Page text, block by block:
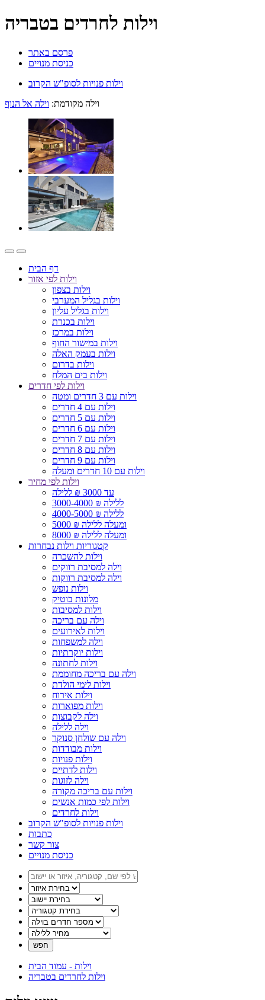
וילות לחרדים בטבריה
פרסם באתר
כניסת מנויים
וילות פנויות לסופ"ש הקרוב
וילה מקודמת: וילה אל הנוף
דף הבית
וילות לפי אזור
וילות בצפון
וילות בגליל המערבי
וילות בגליל עליון
וילות בכנרת
וילות במרכז
וילות במישור החוף
וילות בעמק האלה
וילות בדרום
וילות בים המלח
וילות לפי חדרים
וילות עם 3 חדרים ומטה
וילות עם 4 חדרים
וילות עם 5 חדרים
וילות עם 6 חדרים
וילות עם 7 חדרים
וילות עם 8 חדרים
וילות עם 9 חדרים
וילות עם 10 חדרים ומעלה
וילות לפי מחיר
עד 3000 ₪ ללילה
3000-4000 ₪ ללילה
4000-5000 ₪ ללילה
5000 ₪ ומעלה ללילה
8000 ₪ ומעלה ללילה
קטגוריות וילות נבחרות
וילות להשכרה
וילה למסיבת רווקים
וילה למסיבת רווקות
וילות נופש
מלונות בוטיק
וילות למסיבות
וילה עם בריכה
וילות לאירועים
וילה למשפחות
וילות יוקרתיות
וילות לחתונה
וילה עם בריכה מחוממת
וילות לימי הולדת
וילות אירוח
וילות מפוארות
וילה לקבוצות
וילה ללילה
וילה עם שולחן סנוקר
וילות מבודדות
וילות פנויות
וילות לדתיים
וילה לזוגות
וילות עם בריכה מקורה
וילות לפי כמות אנשים
וילות לחרדים
וילות פנויות לסופ"ש הקרוב
כתבות
צור קשר
כניסת מנויים
וילות - עמוד הבית
וילות לחרדים בטבריה